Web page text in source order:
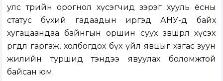
улс төрийн орогнол хүсэгчид зэрэг хууль ёсны
статус бүхий гадаадын иргэд АНУ-д байх
хугацаандаа байнгын оршин суух зөвшөөрөл хүсэх
өргөдөл гаргаж, холбогдох бүх үйл явцыг хагас зуун
жилийн туршид тэндээ явуулах боломжтой
байсан юм.